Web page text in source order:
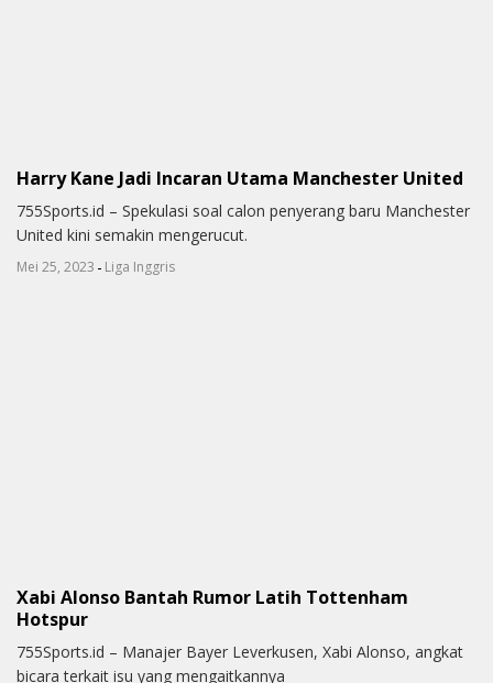
Harry Kane Jadi Incaran Utama Manchester United
755Sports.id – Spekulasi soal calon penyerang baru Manchester
United kini semakin mengerucut.
Mei 25, 2023 - Liga Inggris
Xabi Alonso Bantah Rumor Latih Tottenham
Hotspur
755Sports.id – Manajer Bayer Leverkusen, Xabi Alonso, angkat
bicara terkait isu yang mengaitkannya